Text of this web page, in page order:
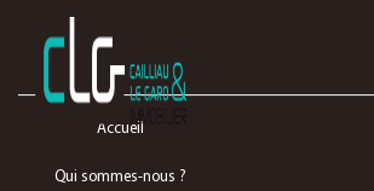
Accueil
Qui sommes-nous ?